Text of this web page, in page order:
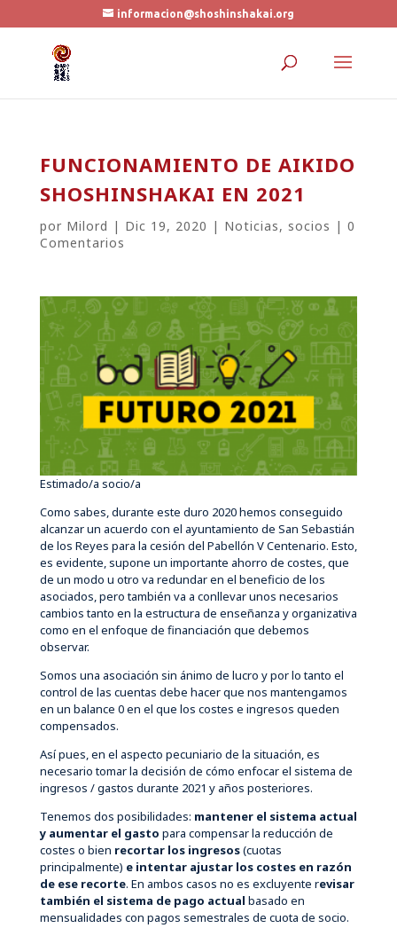
informacion@shoshinshakai.org
FUNCIONAMIENTO DE AIKIDO
SHOSHINSHAKAI EN 2021
por Milord | Dic 19, 2020 | Noticias, socios | 0
Comentarios
Estimado/a socio/a
Como sabes, durante este duro 2020 hemos conseguido
alcanzar un acuerdo con el ayuntamiento de San Sebastián
de los Reyes para la cesión del Pabellón V Centenario. Esto,
es evidente, supone un importante ahorro de costes, que
de un modo u otro va redundar en el beneficio de los
asociados, pero también va a conllevar unos necesarios
cambios tanto en la estructura de enseñanza y organizativa
como en el enfoque de financiación que debemos
observar.
Somos una asociación sin ánimo de lucro y por lo tanto el
control de las cuentas debe hacer que nos mantengamos
en un balance 0 en el que los costes e ingresos queden
compensados.
Así pues, en el aspecto pecuniario de la situación, es
necesario tomar la decisión de cómo enfocar el sistema de
ingresos / gastos durante 2021 y años posteriores.
Tenemos dos posibilidades: mantener el sistema actual
y aumentar el gasto para compensar la reducción de
costes o bien recortar los ingresos(cuotas
principalmente) e intentar ajustar los costes en razón
de ese recorte. En ambos casos no es excluyente revisar
también el sistema de pago actual basado en
mensualidades con pagos semestrales de cuota de socio.